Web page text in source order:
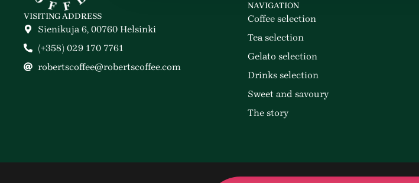
VISITING ADDRESS
Sienikuja 6, 00760 Helsinki
(+358) 029 170 7761
robertscoffee@robertscoffee.com
NAVIGATION
Coffee selection
Tea selection
Gelato selection
Drinks selection
Sweet and savoury
The story